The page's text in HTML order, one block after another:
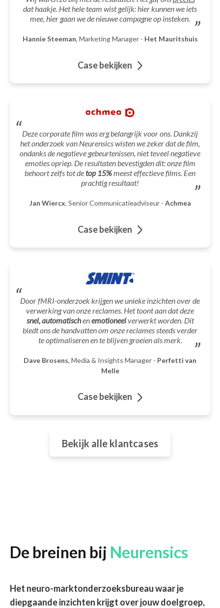
dat haakje. Het hele team wist gelijk: hier kunnen we iets
mee, hier gaan we de nieuwe campagne op insteken.
Hannie Steeman, Marketing Manager - Het Mauritshuis
Case bekijken
Deze corporate film was erg belangrijk voor ons. Dankzij
het onderzoek van Neurensics wisten we zeker dat de film,
ondanks de negatieve gebeurtenissen, niet teveel negatieve
emoties opriep. De resultaten bevestigden dit: onze film
behoort zelfs tot detop 15%meest effectieve films. Een
prachtig resultaat!
Jan Wiercx, Senior Communicatieadviseur - Achmea
Case bekijken
Door fMRI-onderzoek krijgen we unieke inzichten over de
verwerking van onze reclames. Het toont aan dat deze
snel, automatischenemotioneelverwerkt worden. Dit
biedt ons de handvatten om onze reclames steeds verder
te optimaliseren en te blijven groeien als merk.
Dave Brosens, Media & Insights Manager - Perfetti van
Melle
Case bekijken
Bekijk alle klantcases
De breinen bij Neurensics
Het neuro-marktonderzoeksbureau waar je
diepgaande inzichten krijgt over jouw doelgroep,